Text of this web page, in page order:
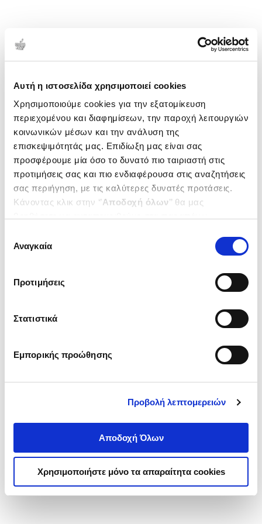
Αυτή η ιστοσελίδα χρησιμοποιεί cookies
Χρησιμοποιούμε cookies για την εξατομίκευση
περιεχομένου και διαφημίσεων, την παροχή λειτουργιών
κοινωνικών μέσων και την ανάλυση της
επισκεψιμότητάς μας. Επιδίωξη μας είναι σας
προσφέρουμε μία όσο το δυνατό πιο ταιριαστή στις
προτιμήσεις σας και πιο ενδιαφέρουσα στις αναζητήσεις
σας περιήγηση, με τις καλύτερες δυνατές προτάσεις.
Κάνοντας κλικ στην ‘’Αποδοχή όλων’’ θα μας
ενδιαφέρουν και να επιλέξετε από τα παρακάτω με την
΄΄και να ενημερωθείτε σχετικά με
συγκατάθεσης
Αναγκαία
Προτιμήσεις
Στατιστικά
Εμπορικής προώθησης
Προβολή λεπτομερειών
Αποδοχή Όλων
Χρησιμοποιήστε μόνο τα απαραίτητα cookies